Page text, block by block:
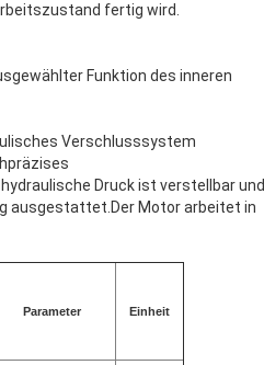
fertig wird.
Funktion des inneren
Verschlusssystem
Druck ist verstellbar und
ausgestattet.Der Motor arbeitet in
Parameter Einheit